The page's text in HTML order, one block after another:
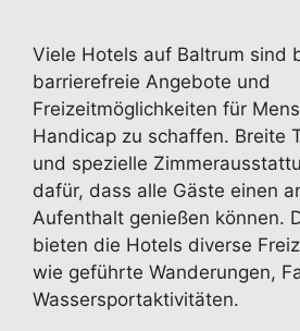
Viele Hotels auf Baltrum sind
barrierefreie Angebote und
Freizeitmöglichkeiten für
Handicap zu schaffen. Breite
und spezielle
dafür, dass alle Gäste einen
Aufenthalt genießen können.
bieten die Hotels diverse
wie geführte Wanderungen,
Wassersportaktivitäten.